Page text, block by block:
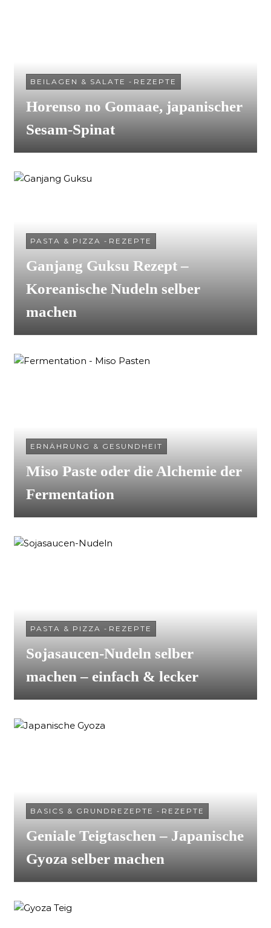
BEILAGEN & SALATE - REZEPTE
Horenso no Gomaae, japanischer
Sesam-Spinat
PASTA & PIZZA - REZEPTE
Ganjang Guksu Rezept –
Koreanische Nudeln selber
machen
ERNÄHRUNG & GESUNDHEIT
Miso Paste oder die Alchemie der
Fermentation
PASTA & PIZZA - REZEPTE
Sojasaucen-Nudeln selber
machen – einfach & lecker
BASICS & GRUNDREZEPTE - REZEPTE
Geniale Teigtaschen – Japanische
Gyoza selber machen